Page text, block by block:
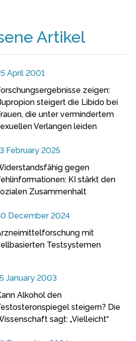
Artikel
April 2001
zeigen:
steigert die Libido bei
die unter vermindertem
Verlangen leiden
February 2025
gegen
KI stärkt den
Zusammenhalt
December 2024
mit
Testsystemen
January 2003
Alkohol den
steigern? Die
sagt: „Vielleicht“